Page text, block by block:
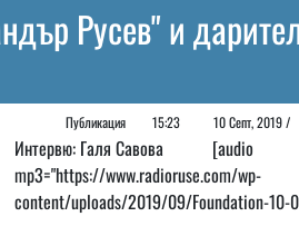
Русев" и
Публикация 15:23 10 Септ, 2019 /
Интервю: Галя Савова [audio
mp3="https://www.radioruse.com/wp-
content/uploads/2019/09/Foundation-10-